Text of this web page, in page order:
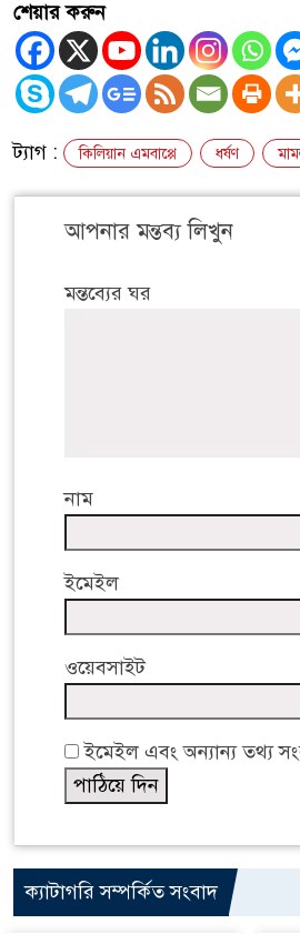
শেয়ার করুন
ট্যাগ : কিলিয়ান এমবাপ্পে ধর্ষণ
আপনার মন্তব্য লিখুন
মন্তব্যের ঘর
নাম
ইমেইল
ওয়েবসাইট
ইমেইল এবং অন্যান্য তথ্য
ক্যাটাগরি সম্পর্কিত সংবাদ